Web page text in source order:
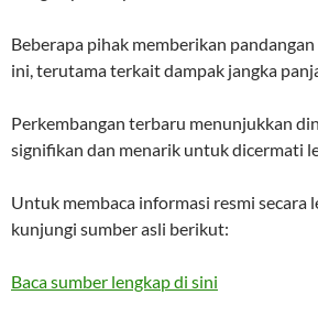
Beberapa pihak memberikan
ini, terutama terkait dampak jangka
Perkembangan terbaru menunjukkan
signifikan dan menarik untuk dicermati
Untuk membaca informasi resmi secara
kunjungi sumber asli berikut:
Baca sumber lengkap di sini